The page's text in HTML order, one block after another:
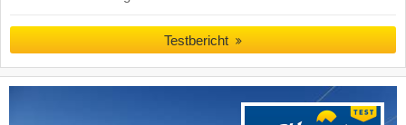
Testbericht